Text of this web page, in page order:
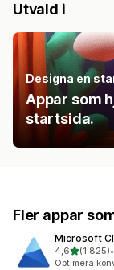
Utvald i
Designa en
Appar som
startsida.
Fler appar
Microsoft
4,6av 5(1 825)
1825 •
Optimera